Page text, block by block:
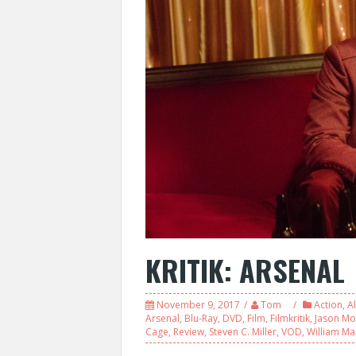
KRITIK: ARSENAL
November 9, 2017 Tom Action,
Arsenal, Blu-Ray, DVD, Film, Filmkritik, Jason
Cage, Review, Steven C. Miller, VOD, William